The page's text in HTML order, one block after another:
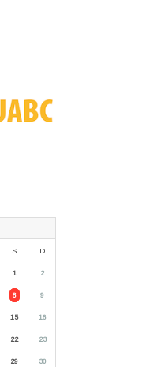
S D
1 2
8 9
15 16
22 23
29 30